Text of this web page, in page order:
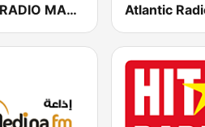
CAP RADIO MAROC